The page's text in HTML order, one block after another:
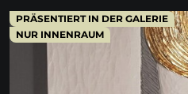
PRÄSENTIERT IN DER GALERIE
NUR INNENRAUM